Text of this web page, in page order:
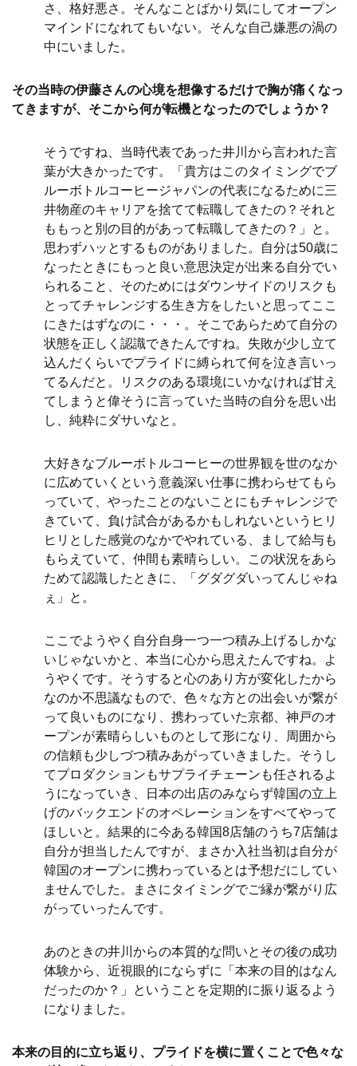
さ、格好悪さ。そんなことばかり気にしてオープン
マインドになれてもいない。そんな自己嫌悪の渦の
中にいました。
その当時の伊藤さんの心境を想像するだけで胸が痛くなっ
てきますが、そこから何が転機となったのでしょうか？
そうですね、当時代表であった井川から言われた言
葉が大きかったです。「貴方はこのタイミングでブ
ルーボトルコーヒージャパンの代表になるために三
井物産のキャリアを捨てて転職してきたの？それと
ももっと別の目的があって転職してきたの？」と。
思わずハッとするものがありました。自分は50歳に
なったときにもっと良い意思決定が出来る自分でい
られること、そのためにはダウンサイドのリスクも
とってチャレンジする生き方をしたいと思ってここ
にきたはずなのに・・・。そこであらためて自分の
状態を正しく認識できたんですね。失敗が少し立て
込んだくらいでプライドに縛られて何を泣き言いっ
てるんだと。リスクのある環境にいかなければ甘え
てしまうと偉そうに言っていた当時の自分を思い出
し、純粋にダサいなと。
大好きなブルーボトルコーヒーの世界観を世のなか
に広めていくという意義深い仕事に携わらせてもら
っていて、やったことのないことにもチャレンジで
きていて、負け試合があるかもしれないというヒリ
ヒリとした感覚のなかでやれている、まして給与も
もらえていて、仲間も素晴らしい。この状況をあら
ためて認識したときに、「グダグダいってんじゃね
ぇ」と。
ここでようやく自分自身一つ一つ積み上げるしかな
いじゃないかと、本当に心から思えたんですね。よ
うやくです。そうすると心のあり方が変化したから
なのか不思議なもので、色々な方との出会いが繋が
って良いものになり、携わっていた京都、神戸のオ
ープンが素晴らしいものとして形になり、周囲から
の信頼も少しづつ積みあがっていきました。そうし
てプロダクションもサプライチェーンも任されるよ
うになっていき、日本の出店のみならず韓国の立上
げのバックエンドのオペレーションをすべてやって
ほしいと。結果的に今ある韓国8店舗のうち7店舗は
自分が担当したんですが、まさか入社当初は自分が
韓国のオープンに携わっているとは予想だにしてい
ませんでした。まさにタイミングでご縁が繋がり広
がっていったんです。
あのときの井川からの本質的な問いとその後の成功
体験から、近視眼的にならずに「本来の目的はなん
だったのか？」ということを定期的に振り返るよう
になりました。
本来の目的に立ち返り、プライドを横に置くことで色々な